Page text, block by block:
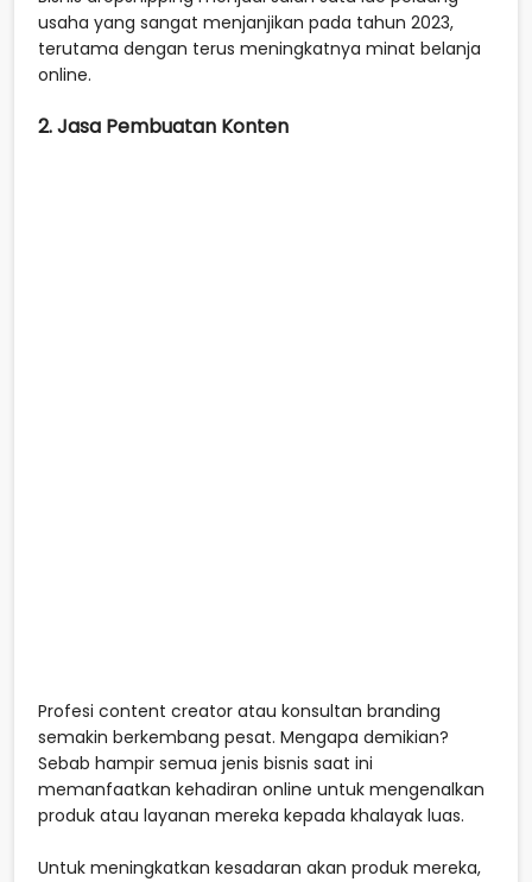
usaha yang sangat menjanjikan pada tahun 2023,
terutama dengan terus meningkatnya minat belanja
online.
2. Jasa Pembuatan Konten
Profesi content creator atau konsultan branding
semakin berkembang pesat. Mengapa demikian?
Sebab hampir semua jenis bisnis saat ini
memanfaatkan kehadiran online untuk mengenalkan
produk atau layanan mereka kepada khalayak luas.
Untuk meningkatkan kesadaran akan produk mereka,